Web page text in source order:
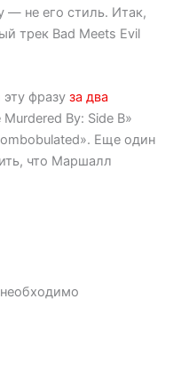
— не его стиль. Итак,
трек Bad Meets Evil
фразу за два
By: Side B»
Еще один
что Маршалл